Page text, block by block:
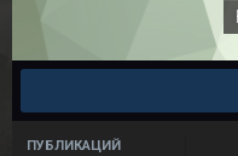
ПУБЛИКАЦИЙ